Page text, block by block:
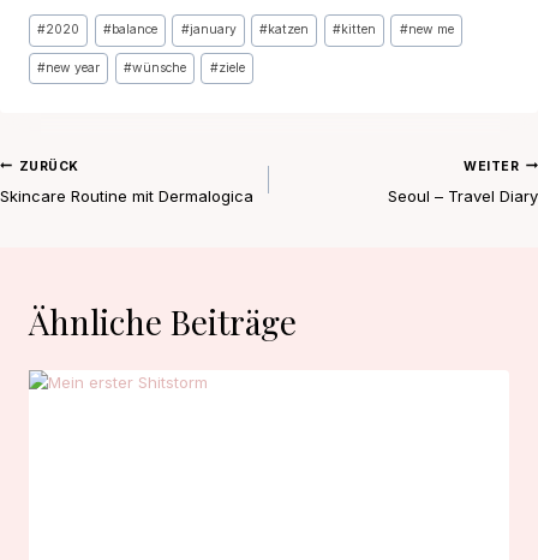
Schlagworte:
#2020 #balance #january #katzen #kitten #new me
#new year #wünsche #ziele
Beitragsnavigation
ZURÜCK
Skincare Routine mit Dermalogica
WEITER
Seoul – Travel Diary
Ähnliche Beiträge